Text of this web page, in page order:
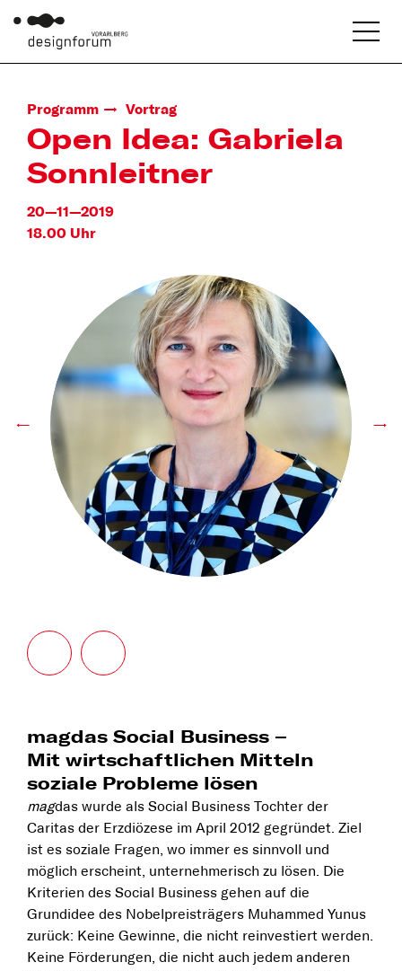
Programm Vortrag
Open Idea: Gabriela
Sonnleitner
20—11—2019
18.00 Uhr
← →
magdas Social Business –
Mit wirtschaftlichen Mitteln
soziale Probleme lösen
magdas wurde als Social Business Tochter der
Caritas der Erzdiözese im April 2012 gegründet. Ziel
ist es soziale Fragen, wo immer es sinnvoll und
möglich erscheint, unternehmerisch zu lösen. Die
Kriterien des Social Business gehen auf die
Grundidee des Nobelpreisträgers Muhammed Yunus
zurück: Keine Gewinne, die nicht reinvestiert werden.
Keine Förderungen, die nicht auch jedem anderen